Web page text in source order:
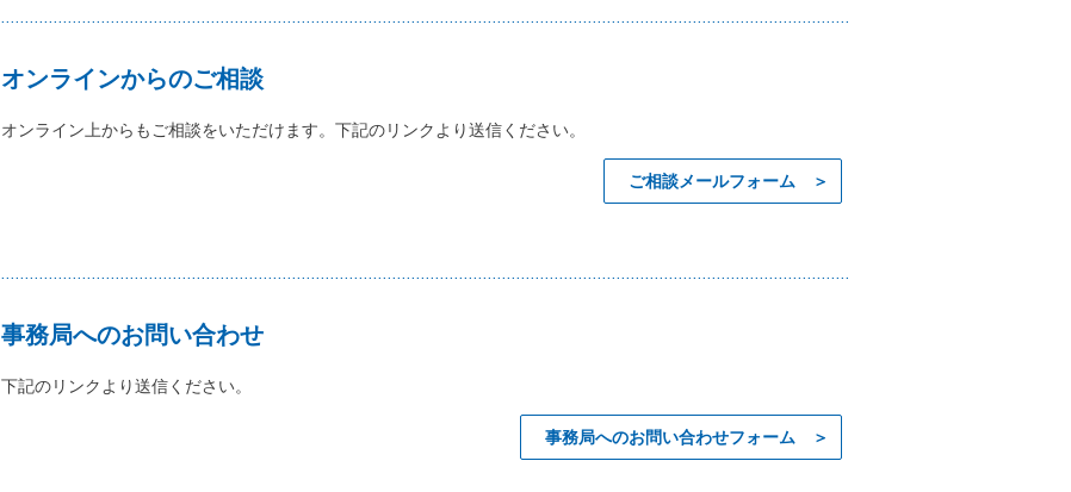
オンラインからのご相談
オンライン上からもご相談をいただけます。下記のリンクより送信ください。
ご相談メールフォーム ＞
事務局へのお問い合わせ
下記のリンクより送信ください。
事務局へのお問い合わせフォーム ＞